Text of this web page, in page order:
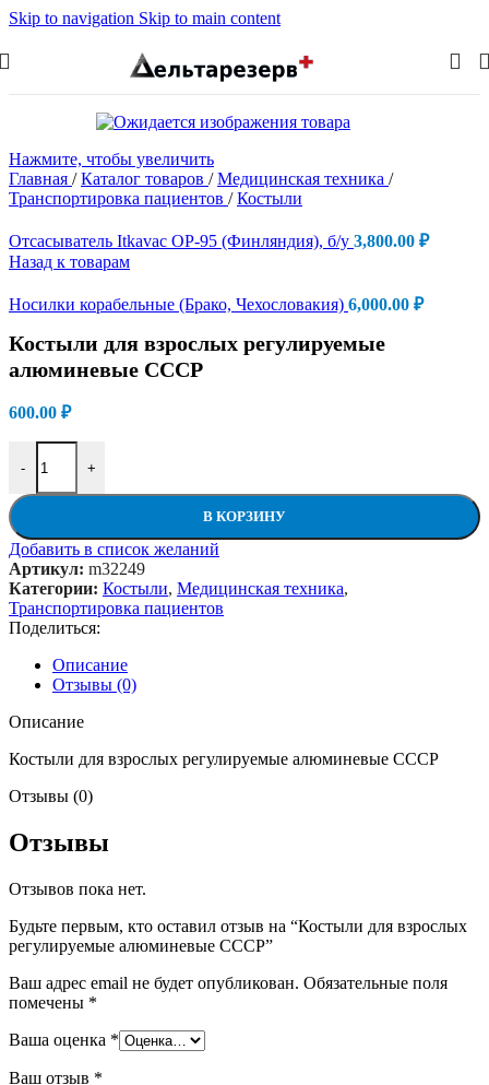
Skip to navigation Skip to main content
Нажмите, чтобы увеличить
Главная / Каталог товаров / Медицинская техника /
Транспортировка пациентов / Костыли
Отсасыватель Itkavac OP-95 (Финляндия), б/у 3,800.00 ₽
Назад к товарам
Носилки корабельные (Брако, Чехословакия) 6,000.00 ₽
Костыли для взрослых регулируемые
алюминевые СССР
600.00 ₽
-
Количество товара Костыли для взрослых регулируемые
+
В КОРЗИНУ
Добавить в список желаний
Артикул: m32249
Категории: Костыли, Медицинская техника,
Транспортировка пациентов
Поделиться:
Описание
Отзывы (0)
Описание
Костыли для взрослых регулируемые алюминевые СССР
Отзывы (0)
Отзывы
Отзывов пока нет.
Будьте первым, кто оставил отзыв на “Костыли для взрослых
регулируемые алюминевые СССР”
Ваш адрес email не будет опубликован. Обязательные поля
помечены *
Ваша оценка *
Ваш отзыв *